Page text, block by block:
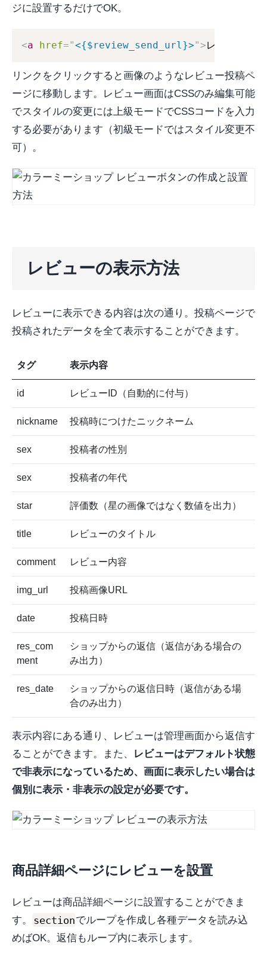
ジに設置するだけでOK。
<a href="<{$review_send_url}>">レビューを投
リンクをクリックすると画像のようなレビュー投稿ペ
ージに移動します。レビュー画面はCSSのみ編集可能
でスタイルの変更には上級モードでCSSコードを入力
する必要があります（初級モードではスタイル変更不
可）。
レビューの表示方法
レビューに表示できる内容は次の通り。投稿ページで
投稿されたデータを全て表示することができます。
タグ 表示内容
id レビューID（自動的に付与）
nickname 投稿時につけたニックネーム
sex 投稿者の性別
sex 投稿者の年代
star 評価数（星の画像ではなく数値を出力）
title レビューのタイトル
comment レビュー内容
img_url 投稿画像URL
date 投稿日時
res_com
ment
ショップからの返信（返信がある場合の
み出力）
res_date
ショップからの返信日時（返信がある場
合のみ出力）
表示内容にある通り、レビューは管理画面から返信す
ることができます。また、
レビューはデフォルト状態
で非表示になっているため、画面に表示したい場合は
個別に表示・非表示の設定が必要です。
商品詳細ページにレビューを設置
レビューは商品詳細ページに設置することができま
す。
sectionでループを作成し各種データを読み込
めばOK。返信もループ内に表示します。